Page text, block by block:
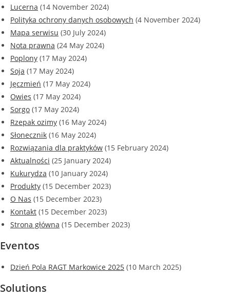
Lucerna (14 November 2024)
Polityka ochrony danych osobowych (4 November 2024)
Mapa serwisu (30 July 2024)
Nota prawna (24 May 2024)
Poplony (17 May 2024)
Soja (17 May 2024)
Jęczmień (17 May 2024)
Owies (17 May 2024)
Sorgo (17 May 2024)
Rzepak ozimy (16 May 2024)
Słonecznik (16 May 2024)
Rozwiązania dla praktyków (15 February 2024)
Aktualności (25 January 2024)
Kukurydza (10 January 2024)
Produkty (15 December 2023)
O Nas (15 December 2023)
Kontakt (15 December 2023)
Strona główna (15 December 2023)
Eventos
Dzień Pola RAGT Markowice 2025 (10 March 2025)
Solutions